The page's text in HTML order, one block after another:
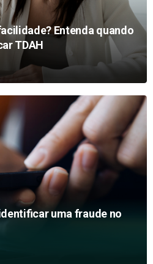
Entenda quando
TDAH
uma fraude no